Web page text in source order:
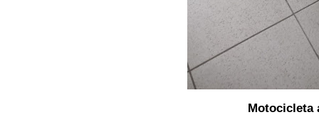
Motocicleta